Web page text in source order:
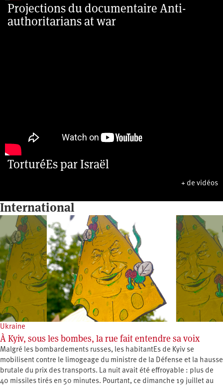
Projections du documentaire Anti-
authoritarians at war
TorturéEs par Israël
+ de vidéos
International
Ukraine
À Kyiv, sous les bombes, la rue fait entendre sa voix
Malgré les bombardements russes, les habitantEs de Kyiv se
mobilisent contre le limogeage du ministre de la Défense et la hausse
brutale du prix des transports. La nuit avait été effroyable : plus de
40 missiles tirés en 50 minutes. Pourtant, ce dimanche 19 juillet au